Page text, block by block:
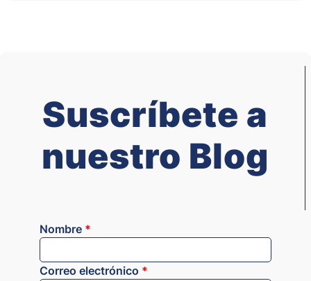
Suscríbete a
nuestro Blog
Nombre *
Correo electrónico *